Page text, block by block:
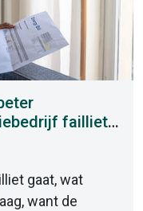
failliet
gaat, wat
want de